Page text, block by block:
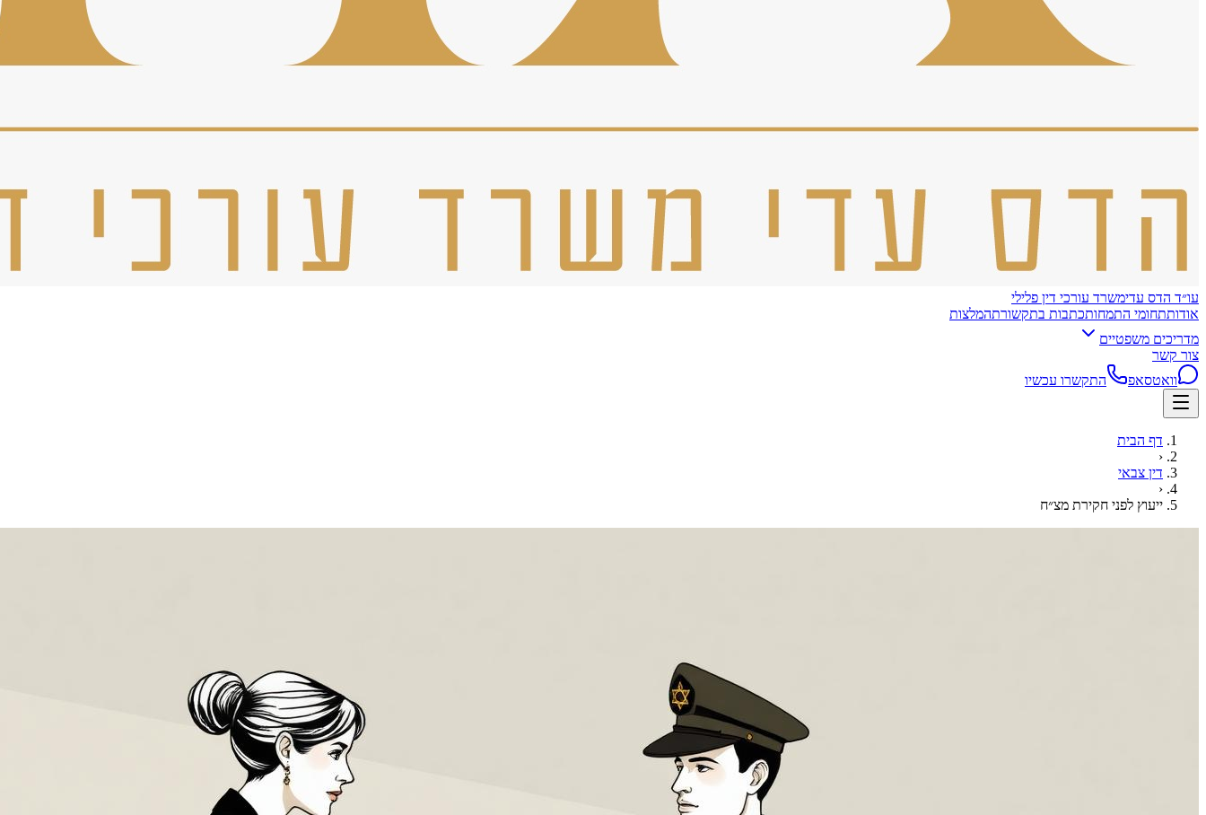
עו״ד הדס עדימשרד עורכי דין פלילי
אודותתחומי התמחותכתבות בתקשורתהמלצות
מדריכים משפטיים
צור קשר
וואטסאפ
התקשרו עכשיו
דף הבית
‹
דין צבאי
‹
ייעוץ לפני חקירת מצ״ח